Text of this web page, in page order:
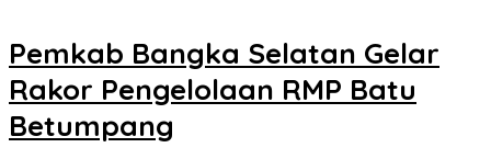
Pemkab Bangka Selatan Gelar
Rakor Pengelolaan RMP Batu
Betumpang